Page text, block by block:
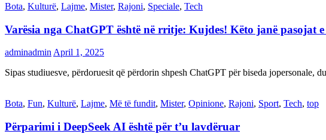
Bota, Kulturë, Lajme, Mister, Rajoni, Speciale, Tech
Varësia nga ChatGPT është në rritje: Kujdes! Këto janë pasojat
adminadmin April 1, 2025
Sipas studiuesve, përdoruesit që përdorin shpesh ChatGPT për biseda
Bota, Fun, Kulturë, Lajme, Më të fundit, Mister, Opinione, Rajoni, Sport, Tech, top
Përparimi i DeepSeek AI është për t’u lavdëruar